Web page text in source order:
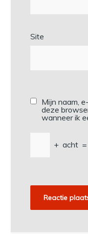
Site
Mijn naam,
deze
wanneer ik
+ acht =